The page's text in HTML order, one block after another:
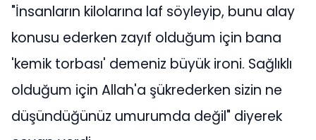
"İnsanların kilolarına laf söyleyip, bunu alay
konusu ederken zayıf olduğum için bana
'kemik torbası' demeniz büyük ironi. Sağlıklı
olduğum için Allah'a şükrederken sizin ne
düşündüğünüz umurumda değil" diyerek